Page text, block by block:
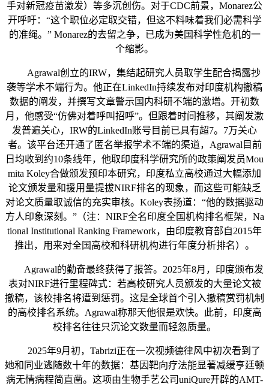
手对新冠疫苗激发）等多沉创伤。对于CDC前景，Monarez公
开呼吁：“这个职位必定取交错，但这不料味着我们必需科学
的准绳。” Monarez的去留之争，已成为美国科学性危机的一
个缩影。
Agrawal创立的IRW，集结起研究人员取学生配合揭露抄
袭等学术不端行为。他正在LinkedIn持续发布对印度机构撤稿
数据的阐发，并撰写文章警示国内科研不端的激增。开初数
月，他感受“仿佛对着呼叫招呼”。但跟着时间推移，其阐发激
发普遍关心，IRW的LinkedIn账号目前已具有超7。7万关心
者。该平台还开通了匿名举报学术不端的渠道，Agrawal目前
日均收到约10条线年，他取印度科学研究所的政策阐发员Mou
mita Koley合做颁发预印本研究，印度私立高校通过大幅添加
论文颁发量和援用量提拔NIRF排名的现象，而这些可能缺乏
对论文质量取诚信的充实审核。Koley表扬道：“他的数据驱动
方人印象深刻。”（注：NIRF全名印度全国机构排名框架，Na
tional Institutional Ranking Framework，由印度教育部自2015年
推出，用来对全国高校和科研机构进行年度分析排名）。
Agrawal的勤奋最终获得了报答。2025年8月，印度颁布发
表对NIRF进行里程碑式：若高校研究人员颁发的大量论文被
撤稿，该校排名将遭到惩罚。这是全球首个引入撤稿赏罚机制
的高校排名系统。Agrawal称那天他很是欢快。此前，印度高
校排名往往只沉论文数量而轻忽质量。
2025年9月初，Tabrizi正在一次视频德律风中初次看到了
她和同业逃随数十年的数据：基因靶向疗法能显著减缓亨廷顿
病无情病程简直凿。这项由生物手艺公司uniQure开辟的AMT-